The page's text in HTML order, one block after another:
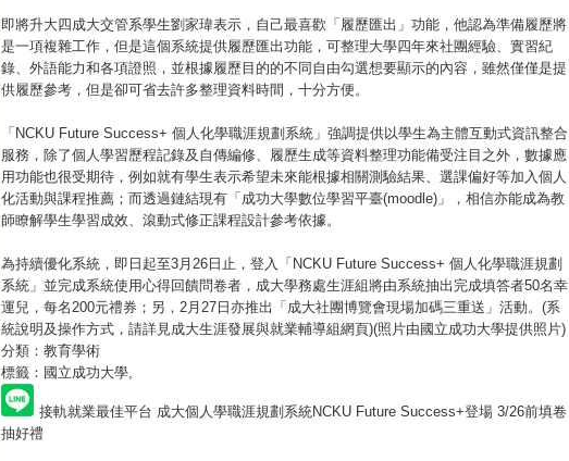
即將升大四成大交管系學生劉家瑋表示，自己最喜歡「履歷匯出」功能，他認為準備履歷將
是一項複雜工作，但是這個系統提供履歷匯出功能，可整理大學四年來社團經驗、實習紀
錄、外語能力和各項證照，並根據履歷目的的不同自由勾選想要顯示的內容，雖然僅僅是提
供履歷參考，但是卻可省去許多整理資料時間，十分方便。
「NCKU Future Success+ 個人化學職涯規劃系統」強調提供以學生為主體互動式資訊整合
服務，除了個人學習歷程記錄及自傳編修、履歷生成等資料整理功能備受注目之外，數據應
用功能也很受期待，例如就有學生表示希望未來能根據相關測驗結果、選課偏好等加入個人
化活動與課程推薦；而透過鏈結現有「成功大學數位學習平臺(moodle)」，相信亦能成為教
師瞭解學生學習成效、滾動式修正課程設計參考依據。
為持續優化系統，即日起至3月26日止，登入「NCKU Future Success+ 個人化學職涯規劃
系統」並完成系統使用心得回饋問卷者，成大學務處生涯組將由系統抽出完成填答者50名幸
運兒，每名200元禮券；另，2月27日亦推出「成大社團博覽會現場加碼三重送」活動。(系
統說明及操作方式，請詳見成大生涯發展與就業輔導組網頁)(照片由國立成功大學提供照片)
分類：教育學術
標籤：國立成功大學
接軌就業最佳平台 成大個人學職涯規劃系統NCKU Future Success+登場 3/26前填卷
抽好禮